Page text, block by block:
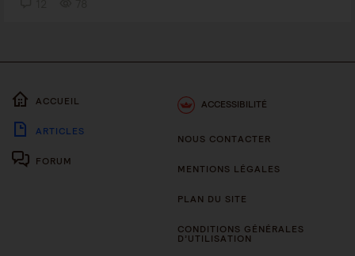
ACCUEIL
ARTICLES
FORUM
ACCESSIBILITÉ
NOUS CONTACTER
MENTIONS LÉGALES
PLAN DU SITE
CONDITIONS GÉNÉRALES
D’UTILISATION